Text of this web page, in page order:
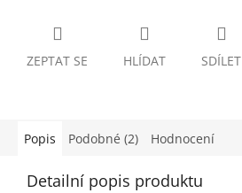
ZEPTAT SE HLÍDAT SDÍLET
Popis Podobné (2) Hodnocení
Detailní popis produktu